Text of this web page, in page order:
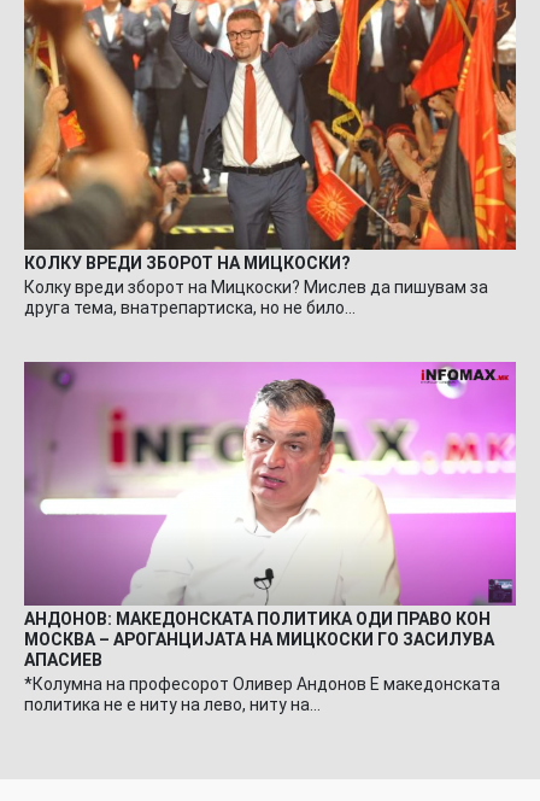
КОЛКУ ВРЕДИ ЗБОРОТ НА МИЦКОСКИ?
Колку вреди зборот на Мицкоски? Мислев да пишувам за
друга тема, внатрепартиска, но не било…
АНДОНОВ: МАКЕДОНСКАТА ПОЛИТИКА ОДИ ПРАВО КОН
МОСКВА – АРОГАНЦИЈАТА НА МИЦКОСКИ ГО ЗАСИЛУВА
АПАСИЕВ
*Колумна на професорот Оливер Андонов Е македонската
политика не е ниту на лево, ниту на…